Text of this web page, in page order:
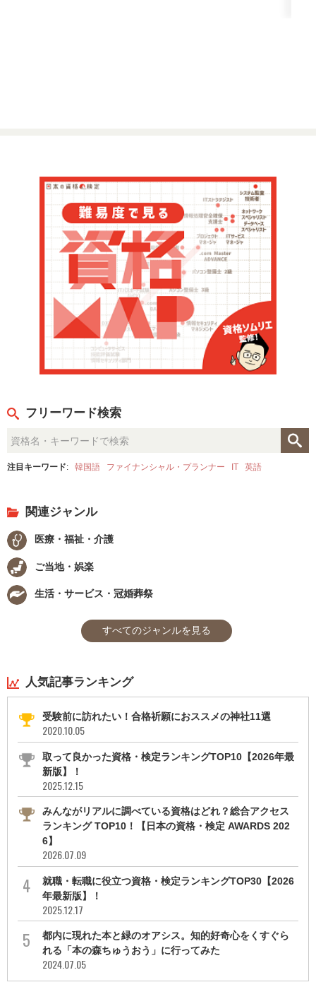
フリーワード検索
注目キーワード: 韓国語 ファイナンシャル・プランナー IT 英語
関連ジャンル
医療・福祉・介護
ご当地・娯楽
生活・サービス・冠婚葬祭
すべてのジャンルを見る
人気記事ランキング
受験前に訪れたい！合格祈願におススメの神社11選
2020.10.05
取って良かった資格・検定ランキングTOP10【2026年最
新版】！
2025.12.15
みんながリアルに調べている資格はどれ？総合アクセス
ランキング TOP10！【日本の資格・検定 AWARDS 202
6】
2026.07.09
就職・転職に役立つ資格・検定ランキングTOP30【2026
年最新版】！
2025.12.17
都内に現れた本と緑のオアシス。知的好奇心をくすぐら
れる「本の森ちゅうおう」に行ってみた
2024.07.05